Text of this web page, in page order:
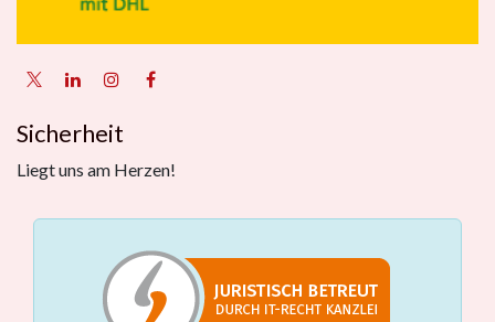
Sicherheit
Liegt uns am Herzen!